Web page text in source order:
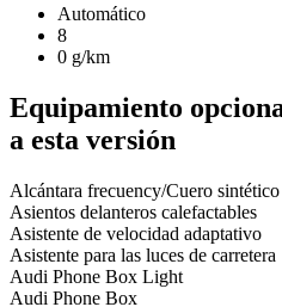
Automático
8
0 g/km
Equipamiento
a esta versión
Alcántara frecuency/Cuero
Asientos delanteros calefactables
Asistente de velocidad adaptativo
Asistente para las luces de carretera
Audi Phone Box Light
Audi Phone Box